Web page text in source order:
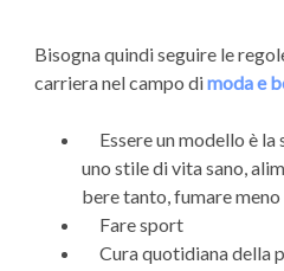
Bisogna quindi seguire le
carriera nel campo dimoda e
Essere un modello è
uno stile di vita sano,
bere tanto, fumare meno
Fare sport
Cura quotidiana della